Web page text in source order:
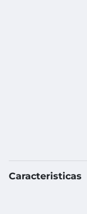
Caracteristicas